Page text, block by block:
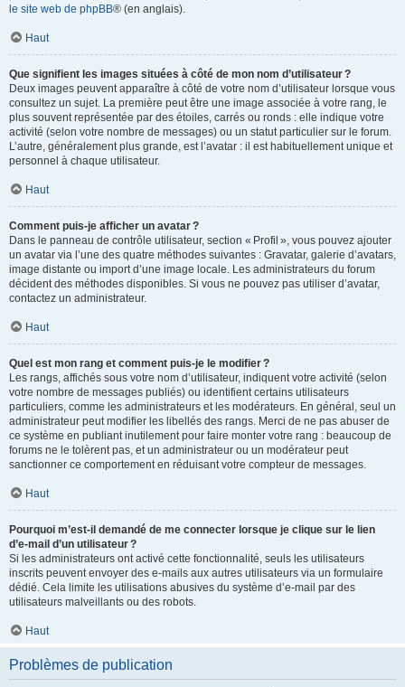
le site web de phpBB® (en anglais).
Haut
Que signifient les images situées à côté de mon nom d’utilisateur ?
Deux images peuvent apparaître à côté de votre nom d’utilisateur lorsque vous
consultez un sujet. La première peut être une image associée à votre rang, le
plus souvent représentée par des étoiles, carrés ou ronds : elle indique votre
activité (selon votre nombre de messages) ou un statut particulier sur le forum.
L’autre, généralement plus grande, est l’avatar : il est habituellement unique et
personnel à chaque utilisateur.
Haut
Comment puis-je afficher un avatar ?
Dans le panneau de contrôle utilisateur, section « Profil », vous pouvez ajouter
un avatar via l’une des quatre méthodes suivantes : Gravatar, galerie d’avatars,
image distante ou import d’une image locale. Les administrateurs du forum
décident des méthodes disponibles. Si vous ne pouvez pas utiliser d’avatar,
contactez un administrateur.
Haut
Quel est mon rang et comment puis-je le modifier ?
Les rangs, affichés sous votre nom d’utilisateur, indiquent votre activité (selon
votre nombre de messages publiés) ou identifient certains utilisateurs
particuliers, comme les administrateurs et les modérateurs. En général, seul un
administrateur peut modifier les libellés des rangs. Merci de ne pas abuser de
ce système en publiant inutilement pour faire monter votre rang : beaucoup de
forums ne le tolèrent pas, et un administrateur ou un modérateur peut
sanctionner ce comportement en réduisant votre compteur de messages.
Haut
Pourquoi m’est-il demandé de me connecter lorsque je clique sur le lien
d’e-mail d’un utilisateur ?
Si les administrateurs ont activé cette fonctionnalité, seuls les utilisateurs
inscrits peuvent envoyer des e-mails aux autres utilisateurs via un formulaire
dédié. Cela limite les utilisations abusives du système d’e-mail par des
utilisateurs malveillants ou des robots.
Haut
Problèmes de publication